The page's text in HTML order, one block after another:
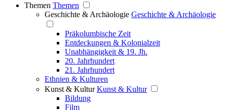
Themen Themen
Geschichte & Archäologie Geschichte & Archäologie
Präkolumbische Zeit
Entdeckungen & Kolonialzeit
Unabhängigkeit & 19. Jh.
20. Jahrhundert
21. Jahrhundert
Ethnien & Kulturen
Kunst & Kultur Kunst & Kultur
Bildung
Film